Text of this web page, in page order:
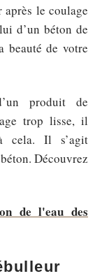
le coulage
d’un béton de
beauté de votre
produit de
trop lisse, il
cela. Il s’agit
Découvrez
de l'eau des